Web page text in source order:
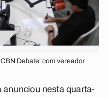
Debate' com vereador
anunciou nesta quarta-